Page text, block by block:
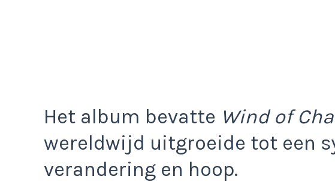
Het album bevatte Wind of
wereldwijd uitgroeide tot een
verandering en hoop.